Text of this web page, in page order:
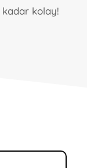
kadar kolay!